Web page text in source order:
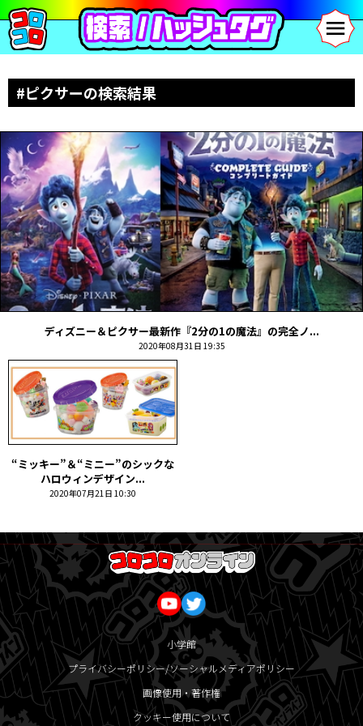
#ピクサーの検索結果
ディズニー＆ピクサー最新作『2分の1の魔法』の完全ノ...
2020年08月31日 19:35
“ミッキー”＆“ミニー”のシックな
ハロウィンデザイン...
2020年07月21日 10:30
小学館
プライバシーポリシー/ソーシャルメディアポリシー
画像使用・著作権
クッキー使用について